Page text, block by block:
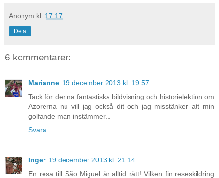
Anonym kl. 17:17
Dela
6 kommentarer:
Marianne 19 december 2013 kl. 19:57
Tack för denna fantastiska bildvisning och historielektion om
Azorerna nu vill jag också dit och jag misstänker att min
golfande man instämmer...
Svara
Inger 19 december 2013 kl. 21:14
En resa till São Miguel är alltid rätt! Vilken fin reseskildring